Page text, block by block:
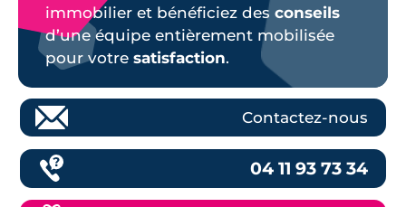
immobilier et bénéficiez des conseils
d’une équipe entièrement mobilisée
pour votre satisfaction.
Contactez-nous
04 11 93 73 34